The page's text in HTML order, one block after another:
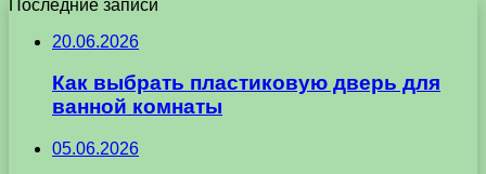
Последние записи
20.06.2026
Как выбрать пластиковую дверь для
ванной комнаты
05.06.2026